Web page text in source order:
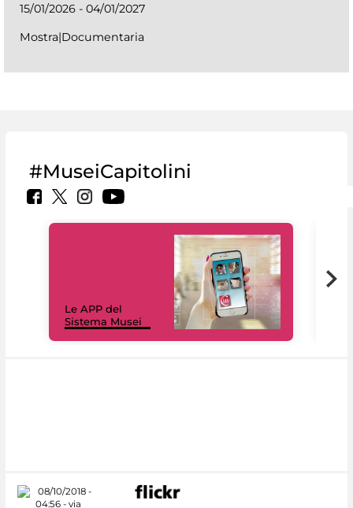
15/01/2026 - 04/01/2027
Mostra|Documentaria
#MuseiCapitolini
Le APP del
Sistema Musei